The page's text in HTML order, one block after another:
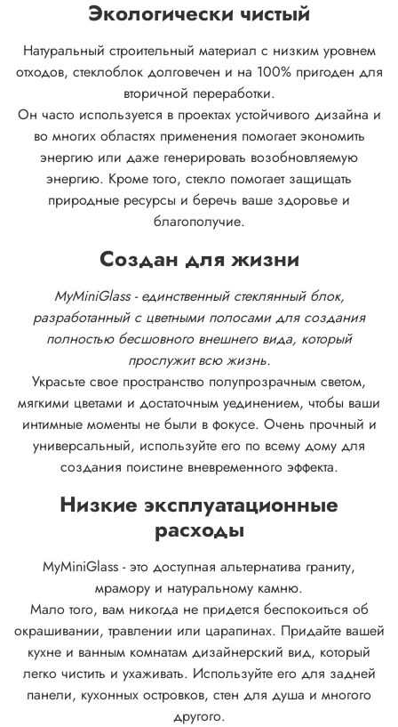
Экологически чистый
Натуральный строительный материал с низким уровнем
отходов, стеклоблок долговечен и на 100% пригоден для
вторичной переработки.
Он часто используется в проектах устойчивого дизайна и
во многих областях применения помогает экономить
энергию или даже генерировать возобновляемую
энергию. Кроме того, стекло помогает защищать
природные ресурсы и беречь ваше здоровье и
благополучие.
Создан для жизни
MyMiniGlass - единственный стеклянный блок,
разработанный с цветными полосами для создания
полностью бесшовного внешнего вида, который
прослужит всю жизнь.
Украсьте свое пространство полупрозрачным светом,
мягкими цветами и достаточным уединением, чтобы ваши
интимные моменты не были в фокусе. Очень прочный и
универсальный, используйте его по всему дому для
создания поистине вневременного эффекта.
Низкие эксплуатационные
расходы
MyMiniGlass - это доступная альтернатива граниту,
мрамору и натуральному камню.
Мало того, вам никогда не придется беспокоиться об
окрашивании, травлении или царапинах. Придайте вашей
кухне и ванным комнатам дизайнерский вид, который
легко чистить и ухаживать. Используйте его для задней
панели, кухонных островков, стен для душа и многого
другого.